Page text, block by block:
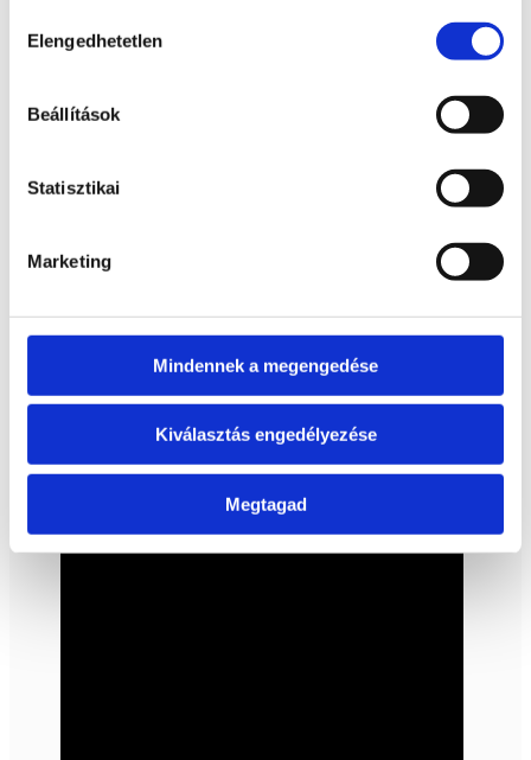
kiválasztása
Elengedhetetlen
Beállítások
Statisztikai
Marketing
Mindennek a megengedése
Kiválasztás engedélyezése
Megtagad
Csakra: szív csakra